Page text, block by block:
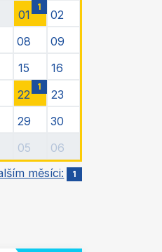
01
1
02
08
09
15
16
22
1
23
29
30
05
06
měsíci:
1